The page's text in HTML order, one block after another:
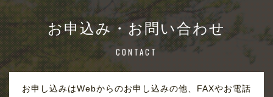
お申込み・お問い合わせ
CONTACT
お申し込みはWebからのお申し込みの他、FAXやお電話